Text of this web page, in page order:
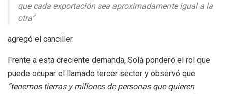
que cada exportación sea aproximadamente igual a la
otra”
agregó el canciller.
Frente a esta creciente demanda, Solá ponderó el rol que
puede ocupar el llamado tercer sector y observó que
“tenemos tierras y millones de personas que quieren